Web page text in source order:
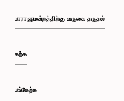
பி.ப. 1:34 - பி.ப. 1:55
பாராளுமன்றத்திற்கு வருகை தருதல்
கற்க
பங்கேற்க